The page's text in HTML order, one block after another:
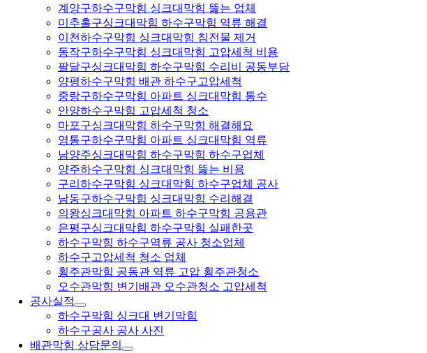
계양구하수구막힘 싱크대막힘 뚫는 업체
미추홀구싱크대막힘 하수구막힘 역류 해결
이천하수구막힘 싱크대막힘 침전물 제거
동작구하수구막힘 싱크대막힘 고압세척 비용
팔달구싱크대막힘 하수구막힘 수리비 공동부담
양평하수구막힘 배관 하수구고압세척
중랑구하수구막힘 아파트 싱크대막힘 통수
안양하수구막힘 고압세척 청소
마포구싱크대막힘 하수구막힘 해결해요
영통구하수구막힘 아파트 싱크대막힘 역류
남양주싱크대막힘 하수구막힘 하수구업체
양주하수구막힘 싱크대막힘 뚫는 비용
구리하수구막힘 싱크대막힘 하수구업체 공사
남동구하수구막힘 싱크대막힘 수리해결
의왕싱크대막힘 아파트 하수구막힘 공용관
은평구싱크대막힘 하수구막힘 실패한곳
하수구막힘 하수구역류 공사 청소업체
하수구고압세척 청소 업체
횡주관막힘 공동관 역류 고압 횡주관청소
오수관막힘 변기배관 오수관청소 고압세척
공사실적
하수구막힘 싱크대 변기막힘
하수구공사 공사 사진
배관막힘 상담문의